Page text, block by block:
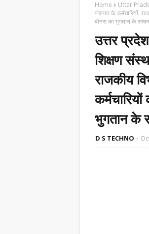
Home Uttar
पंचायत के कर्मचारियों,
बोनस का भुगतान के
उत्तर प्रदेश
शिक्षण
राजकीय
भुगतान के
D S TECHNO